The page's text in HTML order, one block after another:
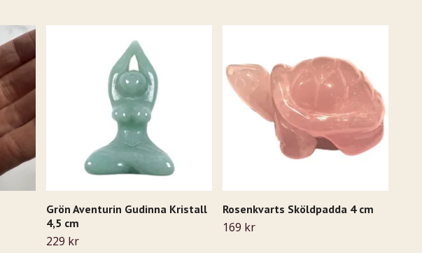
Grön Aventurin Gudinna Kristall
4,5 cm
229 kr
Rosenkvarts Sköldpadda 4 cm
169 kr